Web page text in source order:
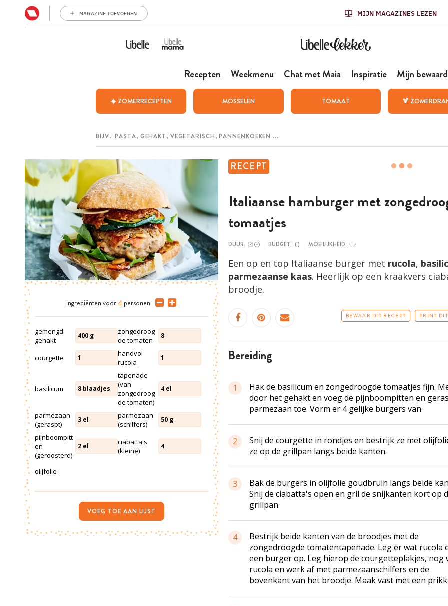
MAGAZINE TOEVOEGEN MIJN MAGAZINES LEZEN
Recepten Weekmenu Chat met Maia Inspiratie Mijn
☀️ ZOMERRECEPTEN MOSSELEN TOMAAT 🍹
RECEPT
Italiaanse hamburger met
tomaatjes
DUUR: BUDGET: MOEILIJKHEID:
Een op en top Italiaanse burger met rucola,
parmezaanse kaas. Heerlijk op een kraakvers
broodje.
BEWAAR DIT RECEPT PRINT
bereiding
1
Hak de basilicum en zongedroogde tomaatjes fijn.
door het gehakt en voeg de pijnboompitten en
parmezaan toe. Vorm er 4 gelijke burgers van.
2
Snij de courgette in rondjes en bestrijk ze met
ze op de grillpan langs beide kanten.
3
Bak de burgers in olijfolie goudbruin langs beide
Snij de ciabatta's open en gril de snijkanten kort op
grillpan.
4
Bestrijk beide kanten van de broodjes met de
zongedroogde tomatentapenade. Leg er wat rucola
een burger op. Leg hierop de courgetteplakjes, nog
rucola en werk af met parmezaanschilfers en de
bovenkant van het broodje. Maak vast met een
Ingrediënten voor 4 personen
gemengd
gehakt
400 g
zongedroog
de tomaten
8
courgette 1
handvol
rucola
1
basilicum 8 blaadjes
tapenade
(van
zongedroog
de tomaten)
4 el
parmezaan
(geraspt)
3 el
parmezaan
(schilfers)
50 g
pijnboompitt
en
(geroosterd)
2 el
ciabatta's
(kleine)
4
olijfolie
VOEG TOE AAN LIJST